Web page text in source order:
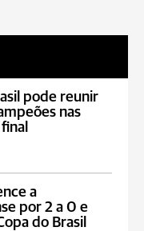
pode reunir
nas
a
por 2 a 0 e
do Brasil